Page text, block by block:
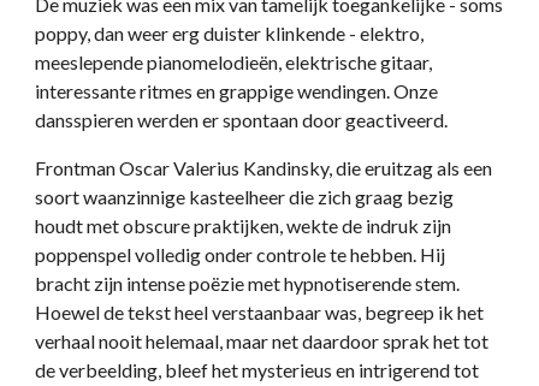
poppy, dan weer erg duister klinkende - elektro,
meeslepende pianomelodieën, elektrische gitaar,
interessante ritmes en grappige wendingen. Onze
dansspieren werden er spontaan door geactiveerd.
Frontman Oscar Valerius Kandinsky, die eruitzag als een
soort waanzinnige kasteelheer die zich graag bezig
houdt met obscure praktijken, wekte de indruk zijn
poppenspel volledig onder controle te hebben. Hij
bracht zijn intense poëzie met hypnotiserende stem.
Hoewel de tekst heel verstaanbaar was, begreep ik het
verhaal nooit helemaal, maar net daardoor sprak het tot
de verbeelding, bleef het mysterieus en intrigerend tot